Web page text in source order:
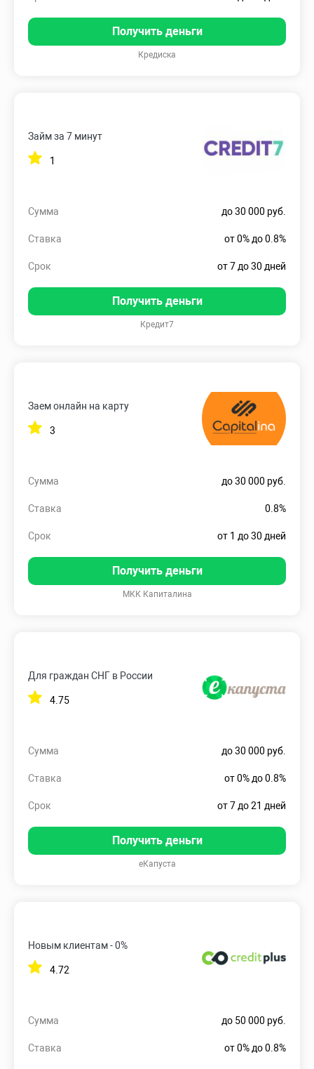
Получить деньги
Кредиска
Займ за 7 минут
1
Сумма до 30 000 руб.
Ставка от 0% до 0.8%
Срок от 7 до 30 дней
Получить деньги
Кредит7
Заем онлайн на карту
3
Сумма до 30 000 руб.
Ставка 0.8%
Срок от 1 до 30 дней
Получить деньги
МКК Капиталина
Для граждан СНГ в России
4.75
Сумма до 30 000 руб.
Ставка от 0% до 0.8%
Срок от 7 до 21 дней
Получить деньги
еКапуста
Новым клиентам - 0%
4.72
Сумма до 50 000 руб.
Ставка от 0% до 0.8%